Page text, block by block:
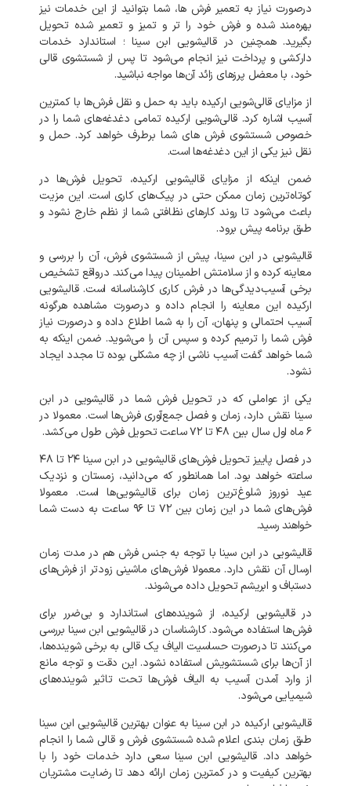
درصورت نیاز به تعمیر فرش‌ ها، شما بتوانید از این خدمات نیز
بهره‌مند شده و فرش خود را تر و تمیز و تعمیر شده تحویل
بگیرید. همچنین در قالیشویی ابن سینا ؛ استاندارد خدمات
دارکشی و پرداخت نیز انجام می‌شود تا پس از شستشوی قالی
خود، با معضل پرزهای زائد آن‌ها مواجه نباشید.
از مزایای قالی‌شویی ارکیده باید به حمل و نقل فرش‌ها با کمترین
آسیب اشاره کرد. قالی‌شویی ارکیده تمامی دغدغه‌های شما را در
خصوص شستشوی فرش‌ های شما برطرف خواهد کرد. حمل و
نقل نیز یکی از این دغدغه‌ها است.
ضمن اینکه از مزایای قالیشویی ارکیده، تحویل فرش‌ها در
کوتاه‌ترین زمان ممکن حتی در پیک‌های کاری است. این مزیت
باعث می‌شود تا روند کارهای نظافتی شما از نظم خارج نشود و
طبق برنامه پیش برود.
قالیشویی در ابن سینا، پیش از شستشوی فرش، آن را بررسی و
معاینه کرده و از سلامتش اطمینان پیدا می‌کند. درواقع تشخیص
برخی آسیب‌دیدگی‌ها در فرش کاری کارشناسانه است. قالیشویی
ارکیده این معاینه را انجام داده و درصورت مشاهده هرگونه
آسیب احتمالی و پنهان، آن را به شما اطلاع داده و درصورت نیاز
فرش شما را ترمیم کرده و سپس آن را می‌شوید. ضمن اینکه به
شما خواهد گفت آسیب ناشی از چه مشکلی بوده تا مجدد ایجاد
نشود.
یکی از عواملی که در تحویل فرش شما در قالیشویی در ابن
سینا نقش دارد، زمان و فصل جمع‌آوری فرش‌ها است. معمولا در
۶ ماه اول سال بین ۴۸ تا ۷۲ ساعت تحویل فرش طول می‌کشد.
در فصل پاییز تحویل فرش‌های قالیشویی در ابن سینا ۲۴ تا ۴۸
ساعته خواهد بود. اما همانطور که می‌دانید، زمستان و نزدیک
عید نوروز شلوغ‌ترین زمان برای قالیشویی‌ها است. معمولا
فرش‌های شما در این زمان بین ۷۲ تا ۹۶ ساعت به دست شما
خواهند رسید.
قالیشویی در ابن سینا با توجه به جنس فرش هم در مدت زمان
ارسال آن نقش دارد. معمولا فرش‌های ماشینی زودتر از فرش‌های
دستباف و ابریشم تحویل داده می‌شوند.
در قالیشویی ارکیده، از شوینده‌های استاندارد و بی‌ضرر برای
فرش‌ها استفاده می‌شود. کارشناسان در قالیشویی ابن سینا بررسی
می‌کنند تا درصورت حساسیت الیاف یک قالی به برخی شوینده‌ها،
از آن‌ها برای شستشویش استفاده نشود. این دقت و توجه مانع
از وارد آمدن آسیب به الیاف فرش‌ها تحت تاثیر شوینده‌های
شیمیایی می‌شود.
قالیشویی ارکیده در ابن سینا به عنوان بهترین قالیشویی ابن سینا
طبق زمان بندی اعلام شده شستشوی فرش و قالی شما را انجام
خواهد داد. قالیشویی ابن سینا سعی دارد خدمات خود را با
بهترین کیفیت و در کمترین زمان ارائه دهد تا رضایت مشتریان